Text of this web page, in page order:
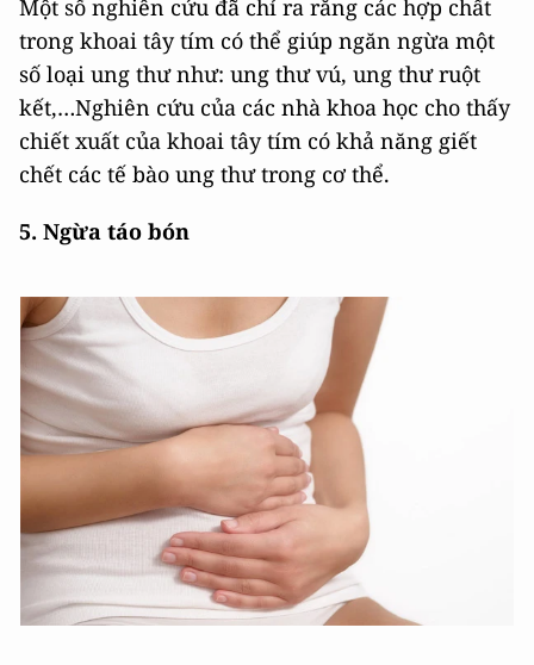
Một số nghiên cứu đã chỉ ra rằng các hợp chất
trong khoai tây tím có thể giúp ngăn ngừa một
số loại ung thư như: ung thư vú, ung thư ruột
kết,…Nghiên cứu của các nhà khoa học cho thấy
chiết xuất của khoai tây tím có khả năng giết
chết các tế bào ung thư trong cơ thể.
5. Ngừa táo bón